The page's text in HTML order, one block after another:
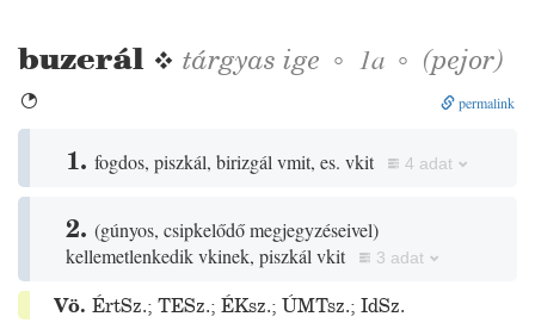
buzerál ❖ tárgyas ige ◦ 1a ◦ (pejor)
 permalink
1. fogdos, piszkál, birizgál vmit, es. vkit 4 adat
2. (gúnyos, csipkelődő megjegyzéseivel)
kellemetlenkedik vkinek, piszkál vkit
3 adat
Vö. ÉrtSz.; TESz.; ÉKsz.; ÚMTsz.; IdSz.